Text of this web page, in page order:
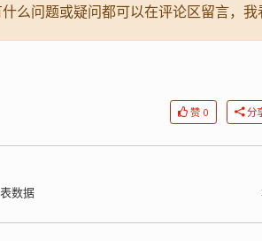
么问题或疑问都可以在评论区留言，我
赞 0 分
数据